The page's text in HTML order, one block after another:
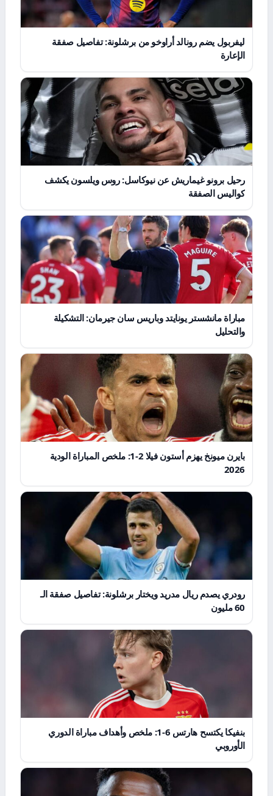
ليفربول يضم رونالد أراوخو من برشلونة: تفاصيل صفقة
الإعارة
رحيل برونو غيماريش عن نيوكاسل: روس ويلسون يكشف
كواليس الصفقة
مباراة مانشستر يونايتد وباريس سان جيرمان: التشكيلة
والتحليل
بايرن ميونخ يهزم أستون فيلا 2-1: ملخص المباراة الودية
2026
رودري يصدم ريال مدريد ويختار برشلونة: تفاصيل صفقة الـ
60 مليون
بنفيكا يكتسح هارتس 6-1: ملخص وأهداف مباراة الدوري
الأوروبي